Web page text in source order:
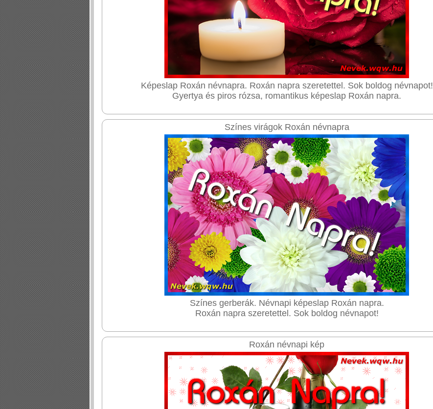
Képeslap Roxán névnapra. Roxán napra szeretettel. Sok boldog névnapot!
Gyertya és piros rózsa, romantikus képeslap Roxán napra.
Színes virágok Roxán névnapra
Színes gerberák. Névnapi képeslap Roxán napra.
Roxán napra szeretettel. Sok boldog névnapot!
Roxán névnapi kép